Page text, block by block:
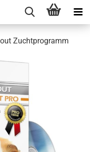
Zuchtprogramm